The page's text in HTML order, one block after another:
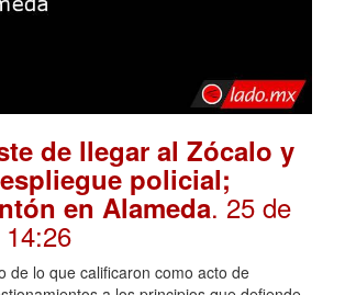
de llegar al Zócalo y
policial;
en Alameda. 25 de
de lo que calificaron como acto de